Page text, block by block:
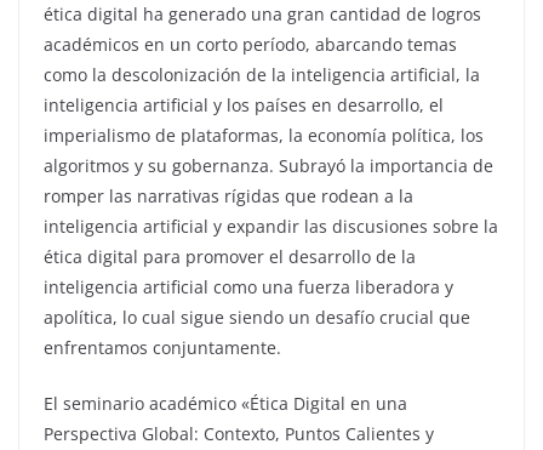
ética digital ha generado una gran cantidad de logros
académicos en un corto período, abarcando temas
como la descolonización de la inteligencia artificial, la
inteligencia artificial y los países en desarrollo, el
imperialismo de plataformas, la economía política, los
algoritmos y su gobernanza. Subrayó la importancia de
romper las narrativas rígidas que rodean a la
inteligencia artificial y expandir las discusiones sobre la
ética digital para promover el desarrollo de la
inteligencia artificial como una fuerza liberadora y
apolítica, lo cual sigue siendo un desafío crucial que
enfrentamos conjuntamente.
El seminario académico «Ética Digital en una
Perspectiva Global: Contexto, Puntos Calientes y